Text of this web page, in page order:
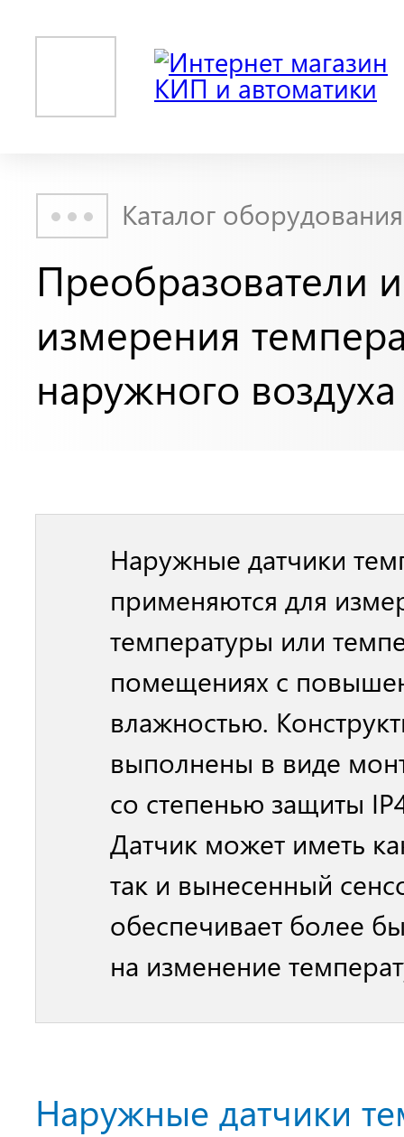
Каталог оборудования
Преобразователи
измерения
наружного воздуха
Наружные датчики
применяются для
температуры или
помещениях с
влажностью.
выполнены в виде
со степенью защиты
Датчик может иметь
так и вынесенный
обеспечивает более
на изменение
Наружные датчики